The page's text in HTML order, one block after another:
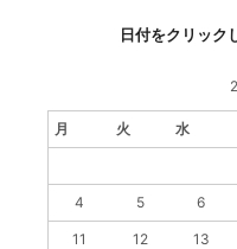
日付をクリッ
月 火 水
4 5 6
11 12 13